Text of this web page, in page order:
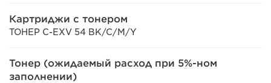
Картриджи с тонером
ТОНЕР C-EXV 54 BK/C/M/Y
Тонер (ожидаемый расход при 5%-ном
заполнении)